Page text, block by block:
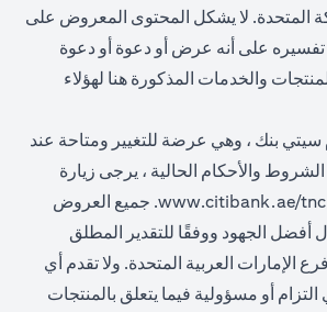
المتحدة. لا يشكل المحتوى المعروض على
تفسيره على أنه عرض أو دعوة أو دعوة
والخدمات المذكورة هنا لهؤلاء
بنك ، وهي عرضة للتغيير ومتاحة عند
والأحكام الحالية ، يرجى زيارة
www.citibank.ae/tnc
opens in a new tab
. جميع العروض
الجهود ووفقًا للتقدير المطلق
الإمارات العربية المتحدة. ولا تقدم أي
أو مسؤولية فيما يتعلق بالمنتجات